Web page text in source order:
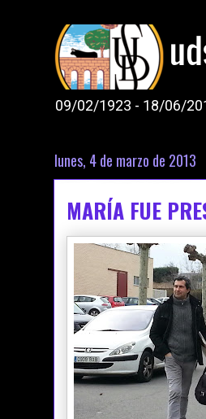
09/02/1923 - 18/06/
lunes, 4 de marzo de 2013
MARÍA FUE